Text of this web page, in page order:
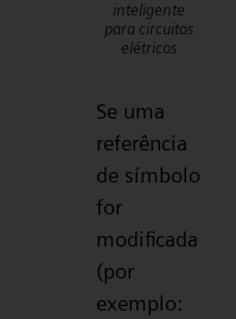
inteligente
para circuitos
elétricos
Se uma
referência
de símbolo
for
modificada
(por
exemplo: